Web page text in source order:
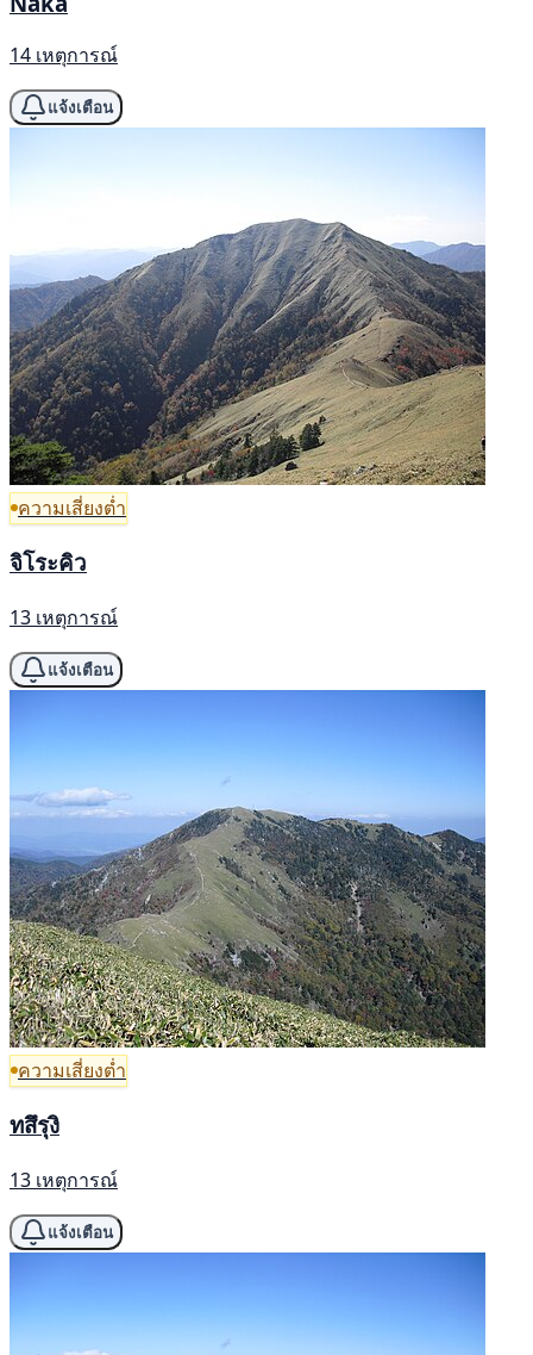
14 เหตุการณ์
แจ้งเตือน
ความเสี่ยงต่ำ
จิโระคิว
13 เหตุการณ์
แจ้งเตือน
ความเสี่ยงต่ำ
ทสึรุงิ
13 เหตุการณ์
แจ้งเตือน